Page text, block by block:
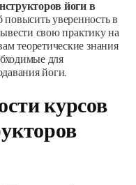
йоги в
уверенность в
свою практику на
теоретические знания
для
йоги.
курсов